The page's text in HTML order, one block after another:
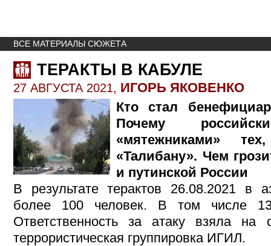
ВСЕ МАТЕРИАЛЫ СЮЖЕТА
ТЕРАКТЫ В КАБУЛЕ
27 АВГУСТА 2021, ИГОРЬ ЯКОВЕНКО
Кто стал бенефициар
Почему
«мятежниками»
«Талибану». Чем
и путинской России
В результате терактов 26.08.2021 в
более 100 человек. В том числе 13
Ответственность за атаку взяла
террористическая группировка ИГИЛ.